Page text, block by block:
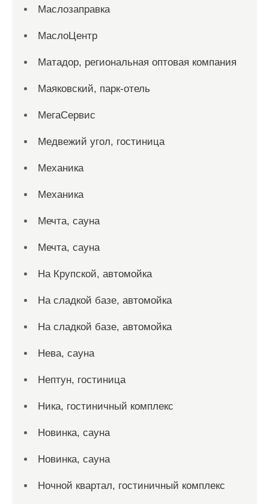
Маслозаправка
МаслоЦентр
Матадор, региональная оптовая компания
Маяковский, парк-отель
МегаСервис
Медвежий угол, гостиница
Механика
Механика
Мечта, сауна
Мечта, сауна
На Крупской, автомойка
На сладкой базе, автомойка
На сладкой базе, автомойка
Нева, сауна
Нептун, гостиница
Ника, гостиничный комплекс
Новинка, сауна
Новинка, сауна
Ночной квартал, гостиничный комплекс